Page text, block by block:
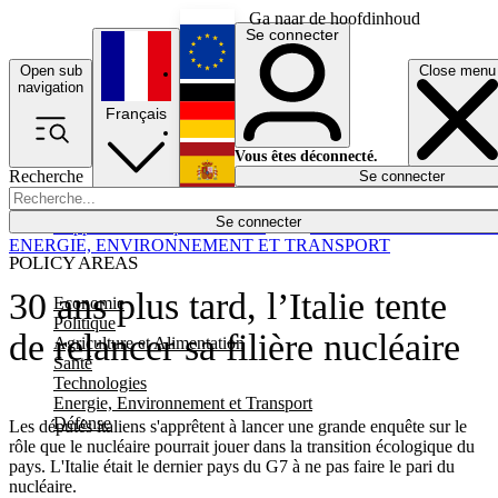
Ga naar de hoofdinhoud
Open sub
navigation
Close menu
Recherche
Se connecter
POLICY AREAS
Economie
Politique
Agriculture et Alimentation
Santé
Technologies
Energie, Environnement et Transport
Défense
Économie
Français
English
Deutsch
Español
Se connecter
Vous êtes déconnecté.
Se connecter
30 ans plus tard, l’Italie tente
de relancer sa filière nucléaire
Les députés italiens s'apprêtent à lancer une grande enquête sur le
rôle que le nucléaire pourrait jouer dans la transition écologique du
pays. L'Italie était le dernier pays du G7 à ne pas faire le pari du
nucléaire.
ENERGIE, ENVIRONNEMENT ET TRANSPORT